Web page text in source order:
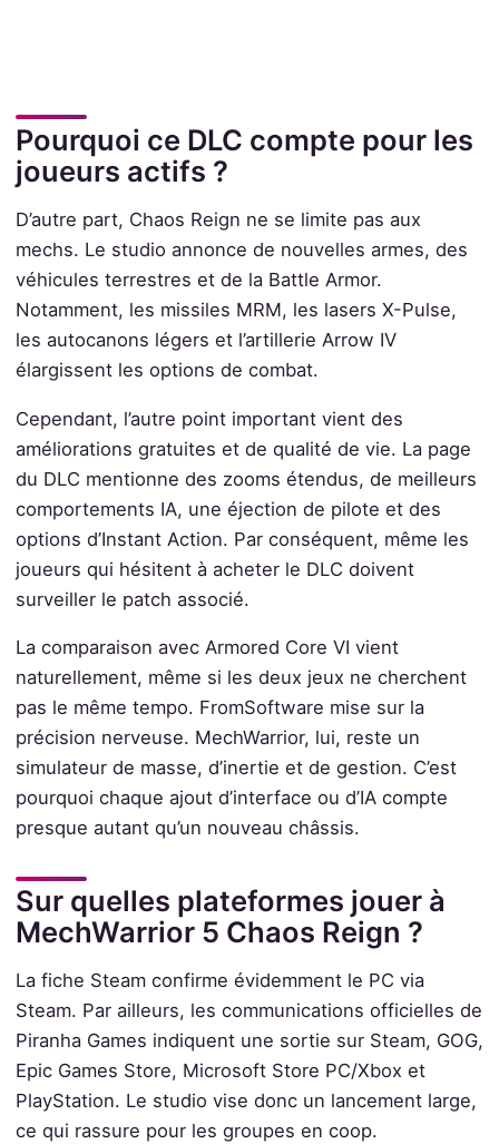
Pourquoi ce DLC compte pour les
joueurs actifs ?
D’autre part, Chaos Reign ne se limite pas aux
mechs. Le studio annonce de nouvelles armes, des
véhicules terrestres et de la Battle Armor.
Notamment, les missiles MRM, les lasers X-Pulse,
les autocanons légers et l’artillerie Arrow IV
élargissent les options de combat.
Cependant, l’autre point important vient des
améliorations gratuites et de qualité de vie. La page
du DLC mentionne des zooms étendus, de meilleurs
comportements IA, une éjection de pilote et des
options d’Instant Action. Par conséquent, même les
joueurs qui hésitent à acheter le DLC doivent
surveiller le patch associé.
La comparaison avec Armored Core VI vient
naturellement, même si les deux jeux ne cherchent
pas le même tempo. FromSoftware mise sur la
précision nerveuse. MechWarrior, lui, reste un
simulateur de masse, d’inertie et de gestion. C’est
pourquoi chaque ajout d’interface ou d’IA compte
presque autant qu’un nouveau châssis.
Sur quelles plateformes jouer à
MechWarrior 5 Chaos Reign ?
La fiche Steam confirme évidemment le PC via
Steam. Par ailleurs, les communications officielles de
Piranha Games indiquent une sortie sur Steam, GOG,
Epic Games Store, Microsoft Store PC/Xbox et
PlayStation. Le studio vise donc un lancement large,
ce qui rassure pour les groupes en coop.